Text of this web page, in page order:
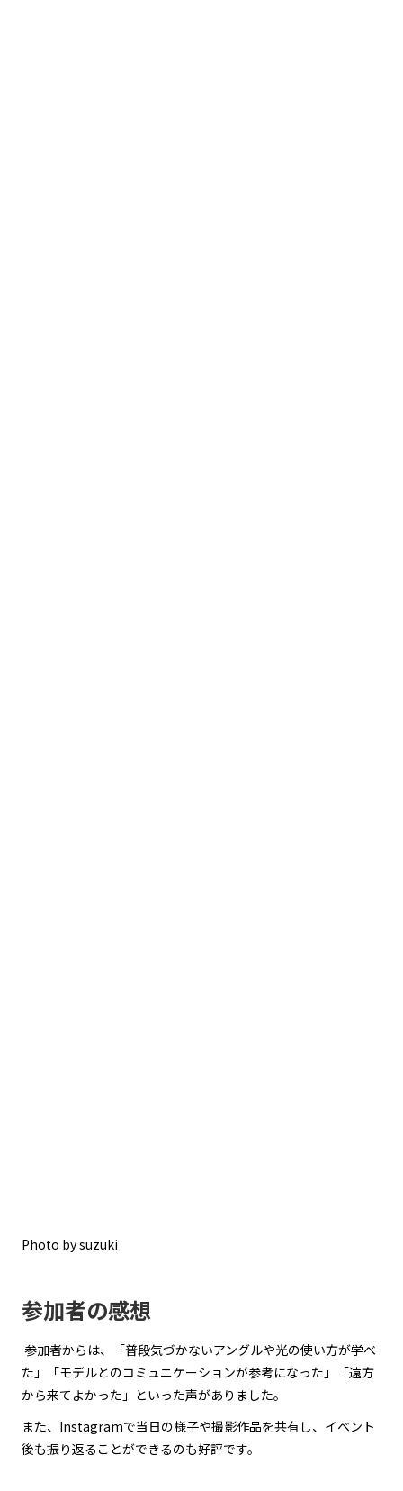
Photo by suzuki
参加者の感想
参加者からは、「普段気づかないアングルや光の使い方が学べ
た」「モデルとのコミュニケーションが参考になった」「遠方
から来てよかった」といった声がありました。
また、Instagramで当日の様子や撮影作品を共有し、イベント
後も振り返ることができるのも好評です。